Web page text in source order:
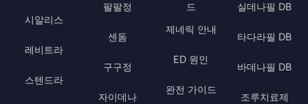
시알리스
레비트라
스텐드라
팔팔정
센돔
구구정
자이데나
드
제네릭 안내
ED 원인
완전 가이드
실데나필 DB
타다라필 DB
바데나필 DB
조루치료제